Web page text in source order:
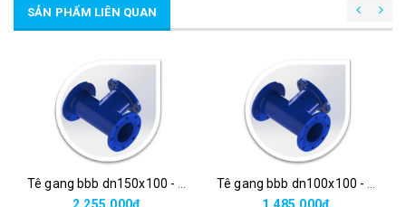
SẢN PHẨM LIÊN QUAN
2.255.000₫
1.485.000₫